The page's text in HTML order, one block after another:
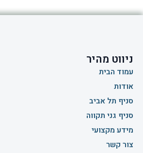
ניווט מהיר
עמוד הבית
אודות
סניף תל אביב
סניף גני תקווה
מידע מקצועי
צור קשר